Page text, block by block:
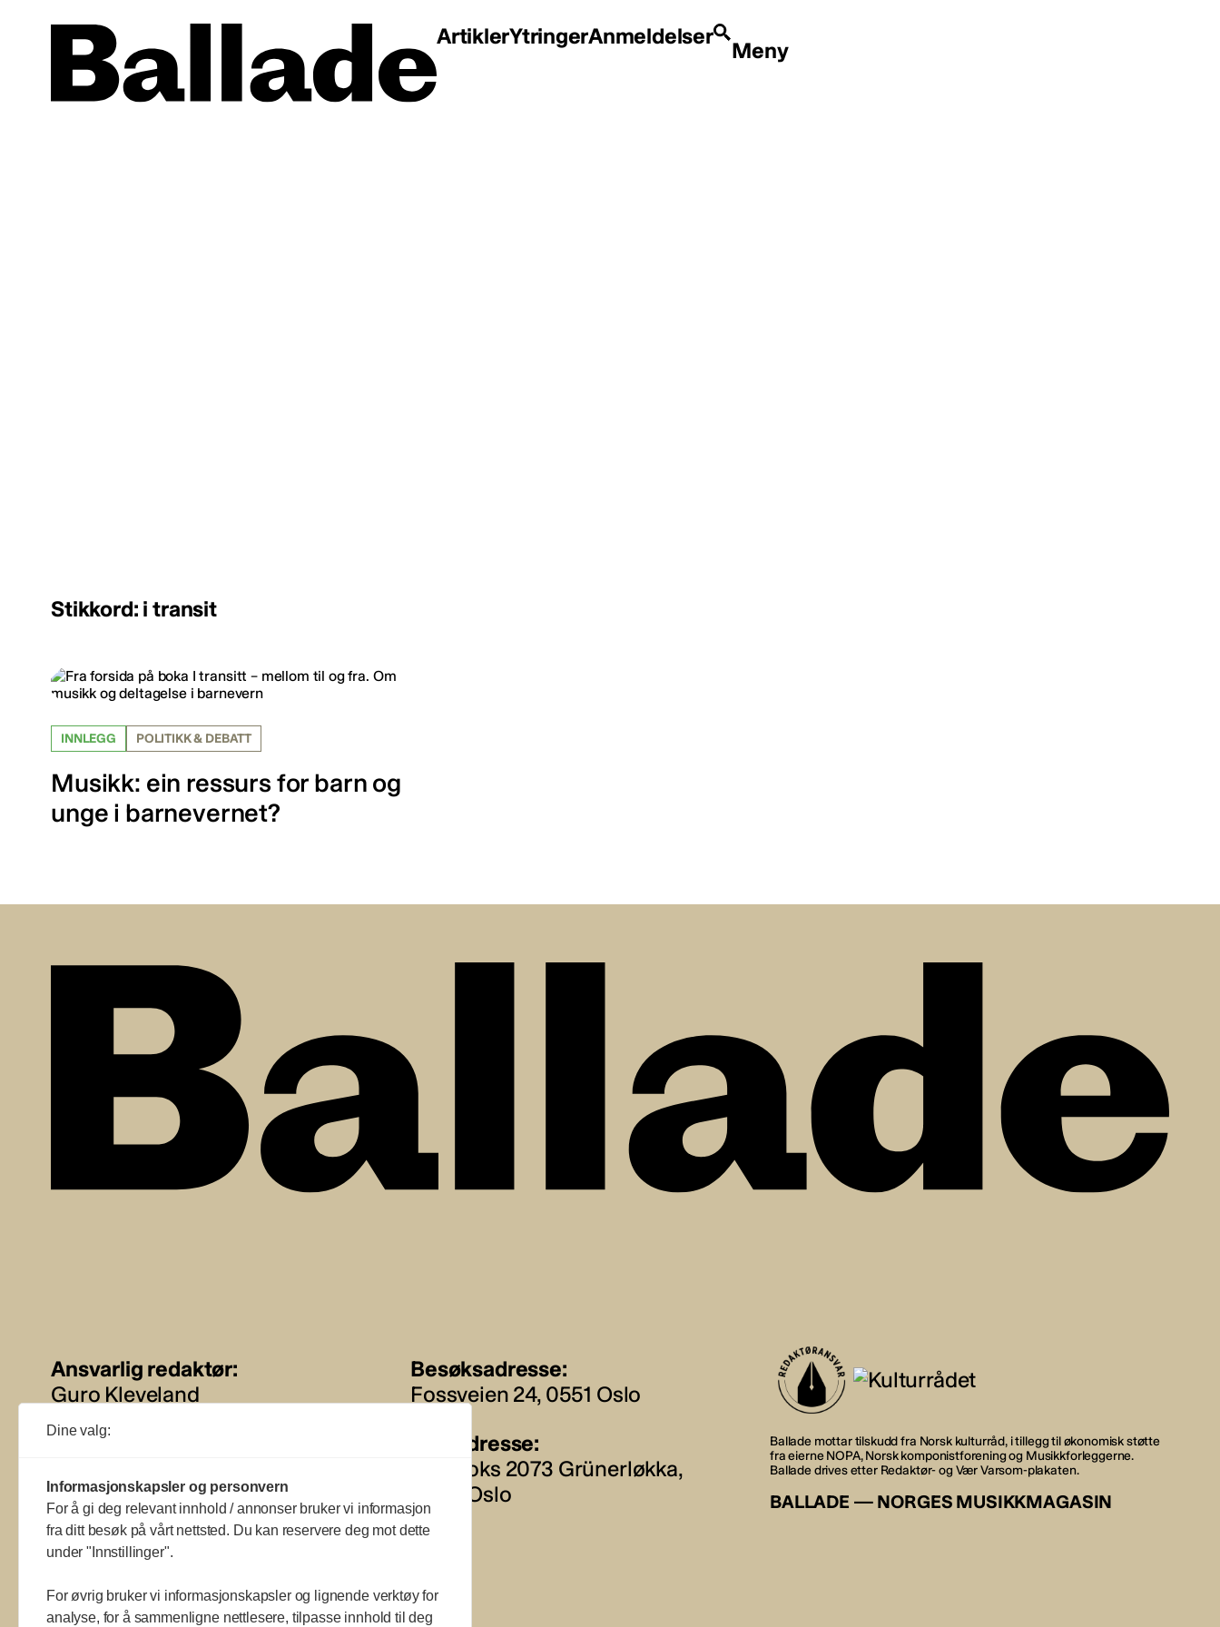
ArtiklerYtringerAnmeldelser
Meny
Stikkord: i transit
INNLEGG POLITIKK & DEBATT
Musikk: ein ressurs for barn og
unge i barnevernet?
Ansvarlig redaktør:
Guro Kleveland
Annonseansvarlig:
Besøksadresse:
Fossveien 24, 0551 Oslo
Postadresse:
Postboks 2073 Grünerløkka,
0505 Oslo
Ballade mottar tilskudd fra Norsk kulturråd, i tillegg til økonomisk støtte
fra eierne NOPA, Norsk komponistforening og Musikkforleggerne.
Ballade drives etter Redaktør- og Vær Varsom-plakaten.
BALLADE — NORGES MUSIKKMAGASIN
Dine valg:
Informasjonskapsler og personvern
For å gi deg relevant innhold / annonser bruker vi informasjon
fra ditt besøk på vårt nettsted. Du kan reservere deg mot dette
under "Innstillinger".
For øvrig bruker vi informasjonskapsler og lignende verktøy for
analyse, for å sammenligne nettlesere, tilpasse innhold til deg